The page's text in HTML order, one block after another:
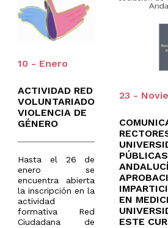
10 - Enero
ACTIVIDAD RED
VOLUNTARIADO
VIOLENCIA DE
GÉNERO
Hasta el 26 de
enero se
encuentra abierta
la inscripción en la
actividad
formativa Red
Ciudadana de
23 -
EN
ESTE